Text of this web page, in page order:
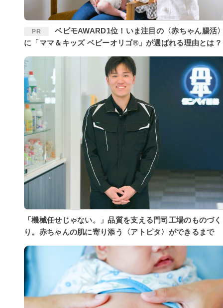
PR
ベビモAWARD1位！いま注目の〈赤ちゃん腸活〉
に「ママ＆キッズ ベビーオリゴ®」が選ばれる理由とは？
「機械任せじゃない。」品質を支える門司工場のものづく
り。赤ちゃんの肌に寄り添う〈アトピタ〉ができるまで